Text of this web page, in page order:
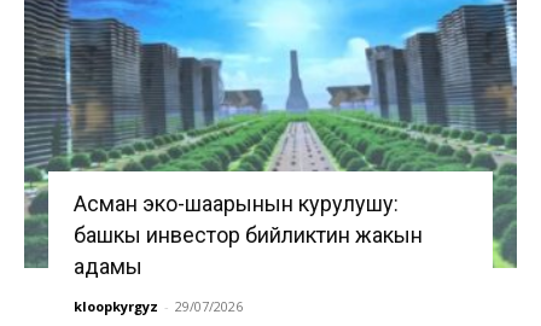
Асман эко-шаарынын курулушу:
башкы инвестор бийликтин жакын
адамы
kloopkyrgyz - 29/07/2026